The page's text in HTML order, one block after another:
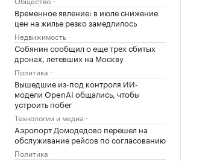
Временное явление: в июле снижение
цен на жилье резко замедлилось
Недвижимость
Собянин сообщил о еще трех сбитых
дронах, летевших на Москву
Политика
Вышедшие из-под контроля ИИ-
модели OpenAI общались, чтобы
устроить побег
Технологии и медиа
Аэропорт Домодедово перешел на
обслуживание рейсов по согласованию
Политика